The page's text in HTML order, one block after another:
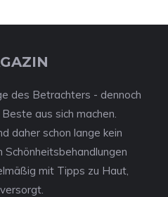
des Betrachters - dennoch
aus sich machen.
daher schon lange kein
mit Tipps zu Haut,